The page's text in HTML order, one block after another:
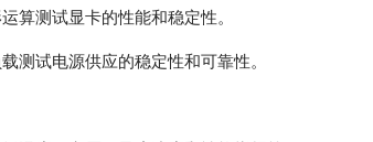
算测试显卡的性能和稳定性。
测试电源供应的稳定性和可靠性。